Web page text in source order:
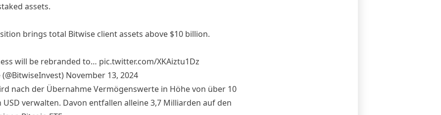
assets.
brings total Bitwise client assets above $10 billion.
will be rebranded to… pic.twitter.com/XKAiztu1Dz
November 13, 2024
nach der Übernahme Vermögenswerte in Höhe von über 10
USD verwalten. Davon entfallen alleine 3,7 Milliarden auf den